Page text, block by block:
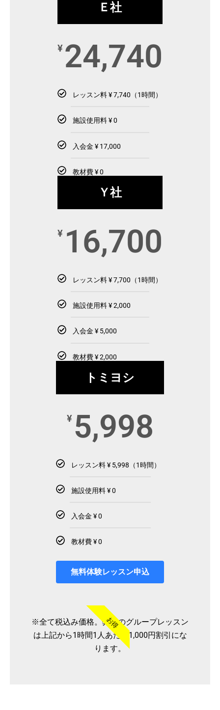
Ｅ社
¥ 24,740
レッスン料 ¥ 7,740（1時間）
施設使用料 ¥ 0
入会金 ¥ 17,000
教材費 ¥ 0
Ｙ社
¥ 16,700
レッスン料 ¥ 7,700（1時間）
施設使用料 ¥ 2,000
入会金 ¥ 5,000
教材費 ¥ 2,000
トミヨシ
¥ 5,998
レッスン料 ¥ 5,998（1時間）
施設使用料 ¥ 0
入会金 ¥ 0
教材費 ¥ 0
無料体験レッスン申込
お得
※全て税込み価格。弊社のグループレッスン
は上記から1時間1人あたり1,000円割引にな
ります。